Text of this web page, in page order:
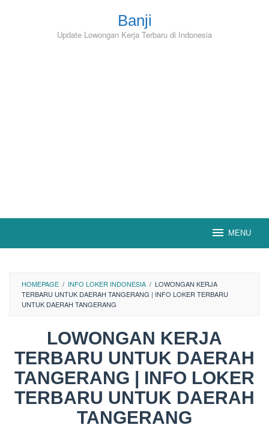
Banji
Update Lowongan Kerja Terbaru di Indonesia
MENU
HOMEPAGE / INFO LOKER INDONESIA / LOWONGAN KERJA
TERBARU UNTUK DAERAH TANGERANG | INFO LOKER TERBARU
UNTUK DAERAH TANGERANG
LOWONGAN KERJA
TERBARU UNTUK DAERAH
TANGERANG | INFO LOKER
TERBARU UNTUK DAERAH
TANGERANG